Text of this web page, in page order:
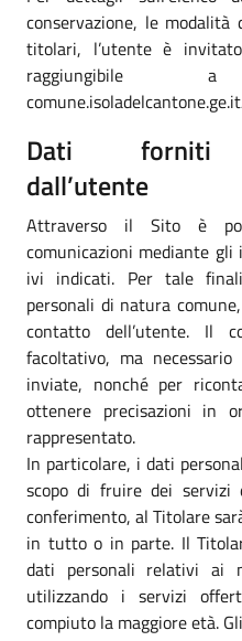
conservazione, le
titolari, l’utente è
Dati forniti
dall’utente
Attraverso il Sito è
comunicazioni mediante
ivi indicati. Per tale
personali di natura
contatto dell’utente. Il
facoltativo, ma
inviate, nonché per
ottenere precisazioni in
rappresentato.
In particolare, i dati
scopo di fruire dei servizi
conferimento, al Titolare
in tutto o in parte. Il
dati personali relativi ai
utilizzando i servizi
compiuto la maggiore età.